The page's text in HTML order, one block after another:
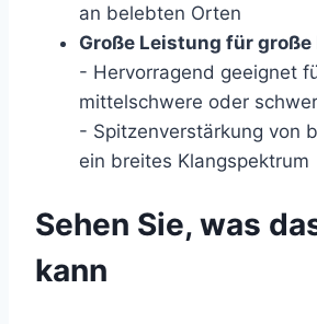
an belebten Orten
Große Leistung für
- Hervorragend geeignet
mittelschwere oder
- Spitzenverstärkung von
ein breites Klangspektrum
Sehen Sie, was
kann